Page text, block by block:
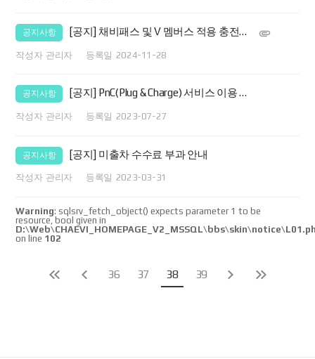
공지사항 [공지] 채비패스 및 V 멤버스 적용 충전소 변경 안내(24.11.29 부)
관리자 2024-11-28
공지사항 [공지] PnC(Plug & Charge) 서비스 이용 안내
관리자 2023-07-27
공지사항 [공지] 미출차 수수료 부과 안내
관리자 2023-03-31
Warning: sqlsrv_fetch_object() expects parameter 1 to be
resource, bool given in
on line 102
36 37 38 39